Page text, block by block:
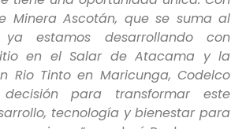
Minera Ascotán, que se suma al
estamos desarrollando con
en el Salar de Atacama y la
Rio Tinto en Maricunga, Codelco
para transformar este
tecnología y bienestar para